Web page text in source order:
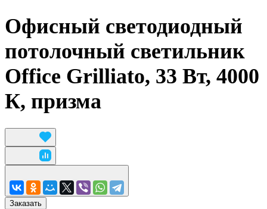
Офисный светодиодный
потолочный светильник
Office Grilliato, 33 Вт, 4000
К, призма
Заказать